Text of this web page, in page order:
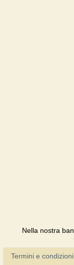
Nella nostra
Termini e